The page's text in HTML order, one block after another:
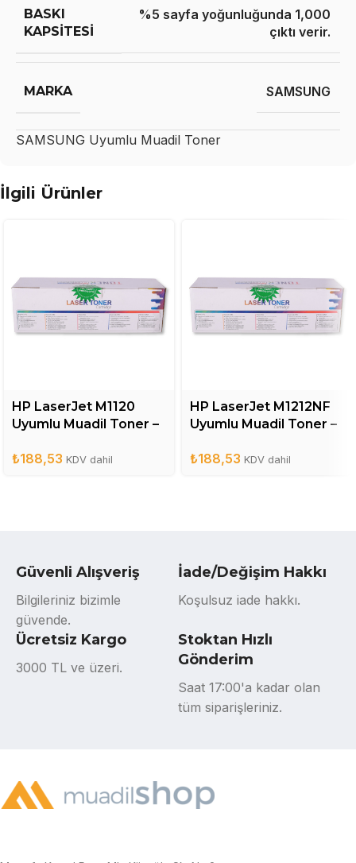
BASKI
KAPSITESI
%5 sayfa yoğunluğunda 1,000
çıktı verir.
MARKA SAMSUNG
SAMSUNG Uyumlu Muadil Toner
İlgili Ürünler
HP LaserJet M1120
Uyumlu Muadil Toner –
₺188,53 KDV dahil
HP LaserJet M1212NF
Uyumlu Muadil Toner –
₺188,53 KDV dahil
Güvenli Alışveriş
Bilgileriniz bizimle
güvende.
İade/Değişim Hakkı
Koşulsuz iade hakkı.
Ücretsiz Kargo
3000 TL ve üzeri.
Stoktan Hızlı
Gönderim
Saat 17:00'a kadar olan
tüm siparişleriniz.